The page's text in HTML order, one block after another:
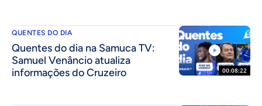
00:08:22
QUENTES DO DIA
Quentes do dia na Samuca TV:
Samuel Venâncio atualiza
informações do Cruzeiro